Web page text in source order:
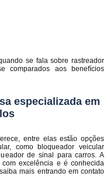
se fala sobre rastreador
comparados aos benefícios
especializada em
entre elas estão opções
como bloqueador veicular
de sinal para carros. A
excelência e é conhecida
mais entrando em contato